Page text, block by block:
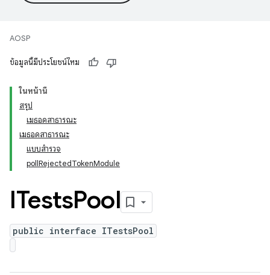
AOSP
ข้อมูลนี้มีประโยชน์ไหม
ในหน้านี้
สรุป
เมธอดสาธารณะ
เมธอดสาธารณะ
แบบสํารวจ
pollRejectedTokenModule
ITestsPool
public interface ITestsPool